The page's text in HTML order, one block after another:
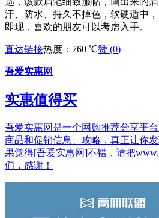
汗、防水、持久不掉色，软硬适中
即现，喜欢的朋友可以考虑入手。
直达链接热度：760 ℃赞 (0)
吾爱实惠网
实惠值得买
吾爱实惠网是一个网购推荐分享平
商品和促销信息、攻略，真正让你
果觉得[吾爱实惠网]不错，请把
们，感谢！